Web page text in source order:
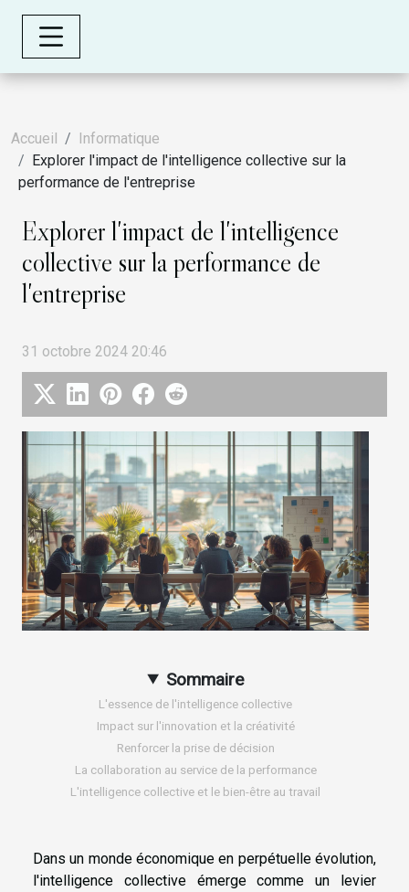
Accueil
Informatique
Explorer l'impact de l'intelligence collective sur la
performance de l'entreprise
Explorer l'impact de l'intelligence
collective sur la performance de
l'entreprise
31 octobre 2024 20:46
Sommaire
L'essence de l'intelligence collective
Impact sur l'innovation et la créativité
Renforcer la prise de décision
La collaboration au service de la performance
L'intelligence collective et le bien-être au travail
Dans un monde économique en perpétuelle évolution,
l'intelligence collective émerge comme un levier